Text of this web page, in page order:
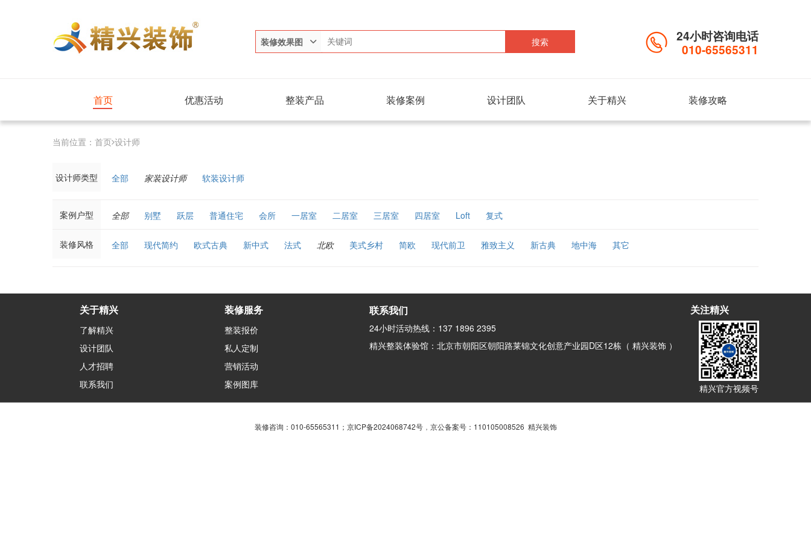
装修效果图 搜索
24小时咨询电话
010-65565311
首页 优惠活动 整装产品 装修案例 设计团队 关于精兴 装修攻略
当前位置： 首页 设计师
设计师类型 全部 家装设计师 软装设计师
案例户型 全部 别墅 跃层 普通住宅 会所 一居室 二居室 三居室 四居室 Loft 复式
装修风格 全部 现代简约 欧式古典 新中式 法式 北欧 美式乡村 简欧 现代前卫 雅致主义 新古典 地中海 其它
关于精兴
了解精兴
设计团队
人才招聘
联系我们
装修服务
整装报价
私人定制
营销活动
案例图库
联系我们
24小时活动热线：137 1896 2395
精兴整装体验馆：北京市朝阳区朝阳路莱锦文化创意产业园D区12栋（ 精兴装饰 ）
关注精兴
精兴官方视频号
装修咨询：010-65565311； 京ICP备2024068742号， 京公备案号：110105008526 精兴装饰